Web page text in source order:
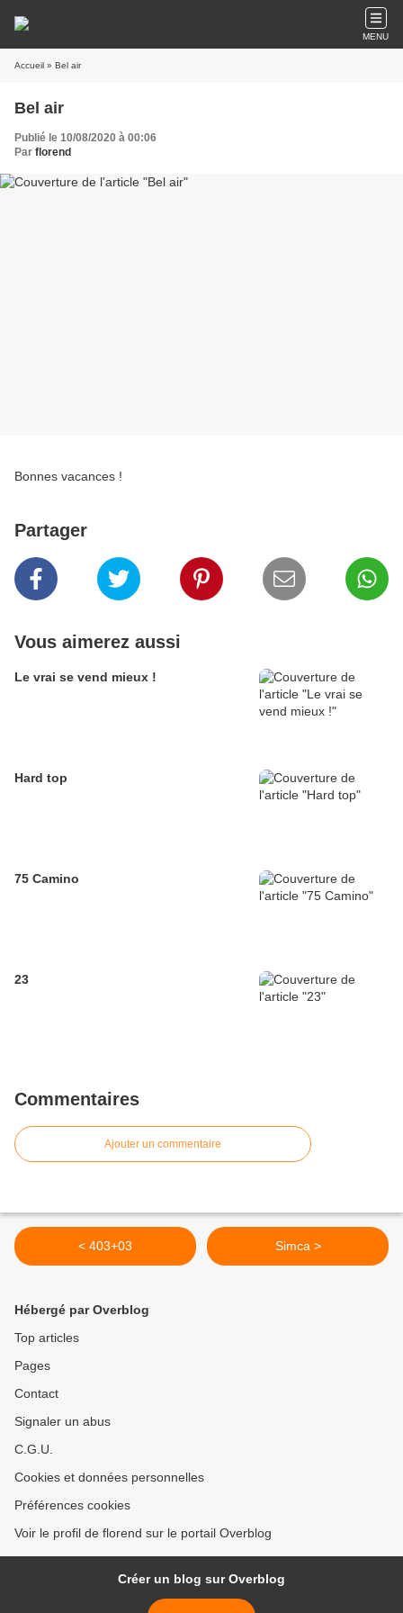
MENU
Accueil » Bel air
Bel air
Publié le 10/08/2020 à 00:06
Par florend
Bonnes vacances !
Partager
Vous aimerez aussi
Le vrai se vend mieux !
Hard top
75 Camino
23
Commentaires
Ajouter un commentaire
< 403+03 Simca >
Hébergé par Overblog
Top articles
Pages
Contact
Signaler un abus
C.G.U.
Cookies et données personnelles
Préférences cookies
Voir le profil de florend sur le portail Overblog
Créer un blog sur Overblog